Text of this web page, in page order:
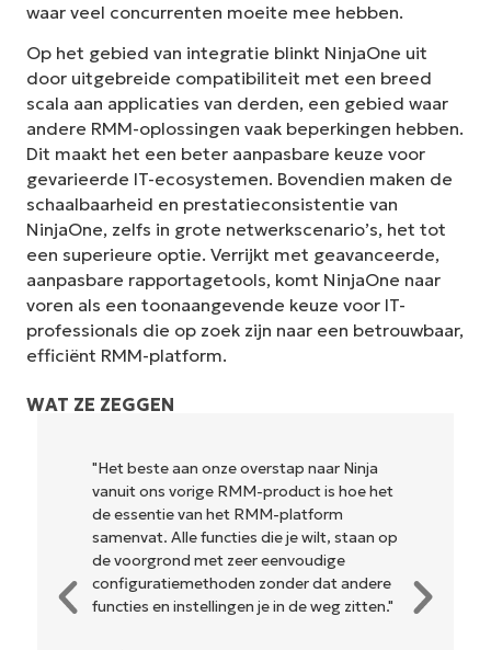
waar veel concurrenten moeite mee hebben.
Op het gebied van integratie blinkt NinjaOne uit
door uitgebreide compatibiliteit met een breed
scala aan applicaties van derden, een gebied waar
andere RMM-oplossingen vaak beperkingen hebben.
Dit maakt het een beter aanpasbare keuze voor
gevarieerde IT-ecosystemen. Bovendien maken de
schaalbaarheid en prestatieconsistentie van
NinjaOne, zelfs in grote netwerkscenario’s, het tot
een superieure optie. Verrijkt met geavanceerde,
aanpasbare rapportagetools, komt NinjaOne naar
voren als een toonaangevende keuze voor IT-
professionals die op zoek zijn naar een betrouwbaar,
efficiënt RMM-platform.
WAT ZE ZEGGEN
aan onze overstap naar Ninja
vorige RMM-product is hoe het
van het RMM-platform
Alle functies die je wilt, staan op
met zeer eenvoudige
zonder dat andere
instellingen je in de weg zitten."
"NinjaOne is
en combineert
ingewikkelde
hulpmiddelen zijn
gemakkelijk te